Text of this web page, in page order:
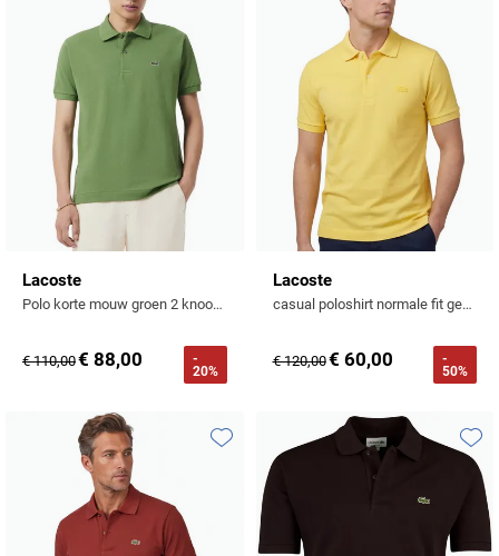
Tommy Hilfiger
Tramarossa
UBR
Vanguard
William Lockie
Alle Merken
Lacoste
Polo korte mouw groen 2 knoops classic fit
€ 110,00€ 88,00
-
20%
Lacoste
casual poloshirt normale fit geel effen katoen Regular Fit
€ 120,00€ 60,00
-
50%
Toevoegen aan favorieten